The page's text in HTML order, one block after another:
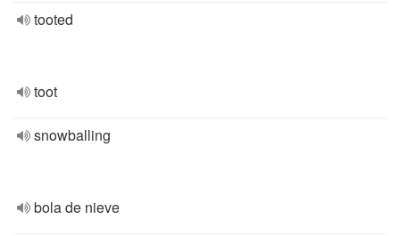
tooted
toot
snowballing
bola de nieve